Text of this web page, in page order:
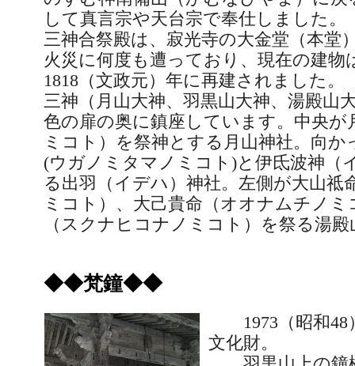
して真言宗や天台宗で奉仕しました。
三神合祭殿は、寂光寺の大金堂（本堂
火災に何度も遭っており、現在の建物
1818 （文政元）年に再建されました。
三神（月山大神、羽黒山大神、湯殿山
色の扉の奥に鎮座しています。中央が
ミコト）を祭神とする月山神社。向か
(ウガノミタマノミコト )と伊氐波神（
る出羽（イデハ）神社。左側が大山祗
ミコト）、 大己貴命 （オオナムチノ
（スクナヒコナノミコト）を祭る湯
◆◆梵鐘◆◆
1973 （昭和48
文化財。